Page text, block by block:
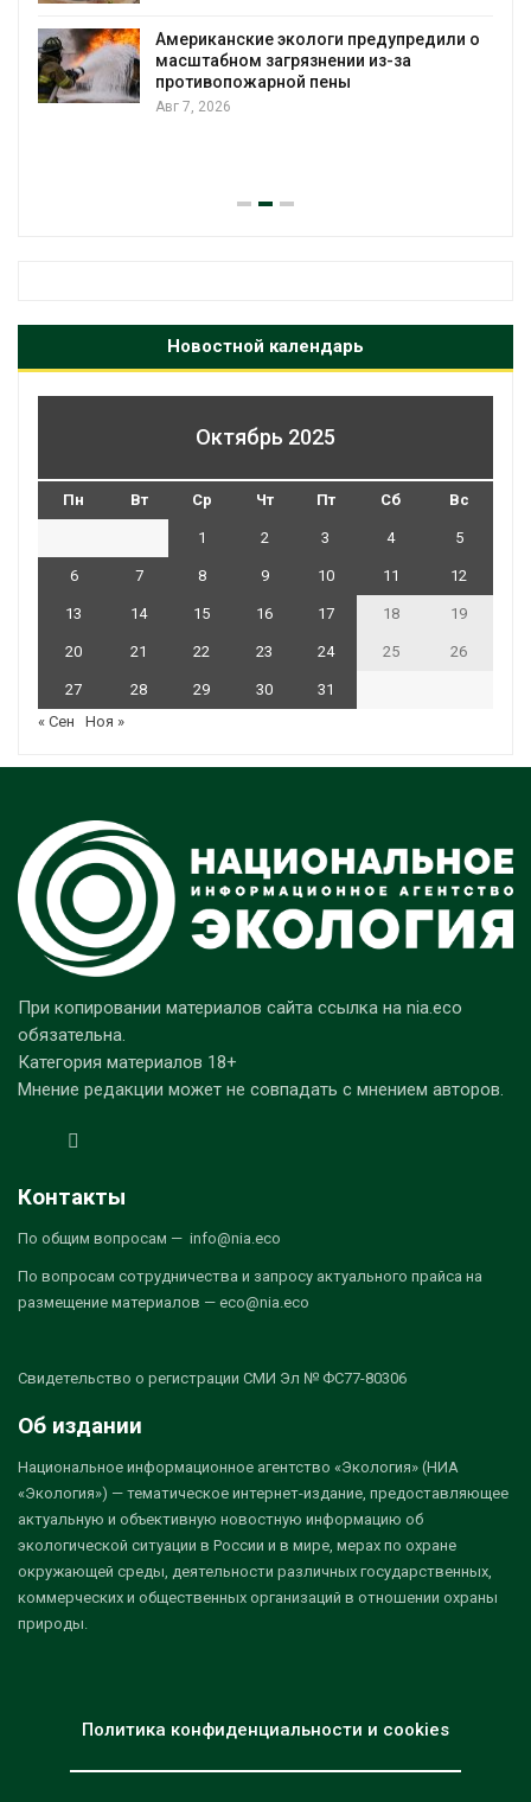
Американские экологи предупредили о
масштабном загрязнении из-за
противопожарной пены
Авг 7, 2026
Новостной календарь
Октябрь 2025
Пн Вт Ср Чт Пт Сб Вс
1 2 3 4 5
6 7 8 9 10 11 12
13 14 15 16 17 18 19
20 21 22 23 24 25 26
27 28 29 30
31
« Сен
Ноя »
При копировании материалов сайта ссылка на nia.eco
обязательна.
Категория материалов 18+
Мнение редакции может не совпадать с мнением авторов.
Контакты
По общим вопросам — info@nia.eco
По вопросам сотрудничества и запросу актуального прайса на
размещение материалов — eco@nia.eco
Свидетельство о регистрации СМИ Эл № ФС77-80306
Об издании
Национальное информационное агентство «Экология» (НИА
«Экология») — тематическое интернет-издание, предоставляющее
актуальную и объективную новостную информацию об
экологической ситуации в России и в мире, мерах по охране
окружающей среды, деятельности различных государственных,
коммерческих и общественных организаций в отношении охраны
природы.
Политика конфиденциальности и cookies